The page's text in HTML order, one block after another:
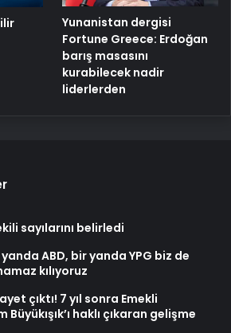
Yunanistan dergisi
Fortune Greece: Erdoğan
barış masasını
kurabilecek nadir
liderlerden
sayılarını belirledi
ABD, bir yanda YPG biz de
kılıyoruz
çıktı! 7 yıl sonra Emekli
haklı çıkaran gelişme